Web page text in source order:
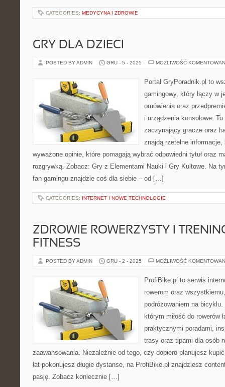
CATEGORIES: MEDYCYNA I ZDROWIE
GRY DLA DZIECI
POSTED BY ADMIN GRU - 5 - 2025 MOŻLIWOŚĆ
Portal GryPoradnik.pl to
gamingowy, który łączy w
omówienia oraz
i urządzenia konsolowe.
zaczynający gracze oraz
znajdą rzetelne
wyważone opinie, które pomagają wybrać odpowiedni tytuł oraz
rozgrywką. Zobacz: Gry z Elementami Nauki i Gry Kultowe. Na
fan gamingu znajdzie coś dla siebie – od […]
CATEGORIES: INTERNET I NOWE TECHNOLOGIE
ZDROWIE ROWERZYSTY I
FITNESS
POSTED BY ADMIN GRU - 2 - 2025 MOŻLIWOŚĆ
ProfiBike.pl to serwis
rowerom oraz
podróżowaniem na bicyklu.
którym miłość do rowerów
praktycznymi poradami,
trasy oraz tipami dla osób
zaawansowania. Niezależnie od tego, czy dopiero planujesz
lat pokonujesz długie dystanse, na ProfiBike.pl znajdziesz
pasję. Zobacz koniecznie […]